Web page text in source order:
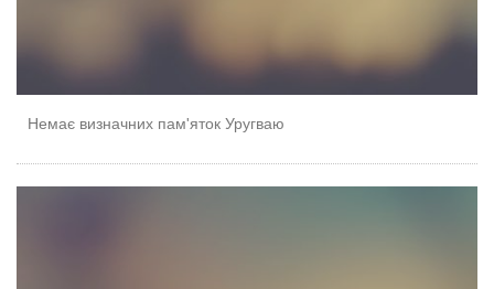
Немає визначних пам'яток Уругваю